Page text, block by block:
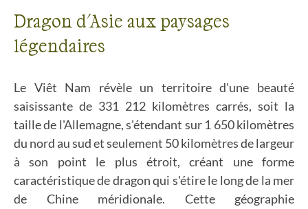
Dragon d'Asie aux paysages
légendaires
Le Viêt Nam révèle un territoire d'une beauté
saisissante de 331 212 kilomètres carrés, soit la
taille de l'Allemagne, s'étendant sur 1 650 kilomètres
du nord au sud et seulement 50 kilomètres de largeur
à son point le plus étroit, créant une forme
caractéristique de dragon qui s'étire le long de la mer
de Chine méridionale. Cette géographie